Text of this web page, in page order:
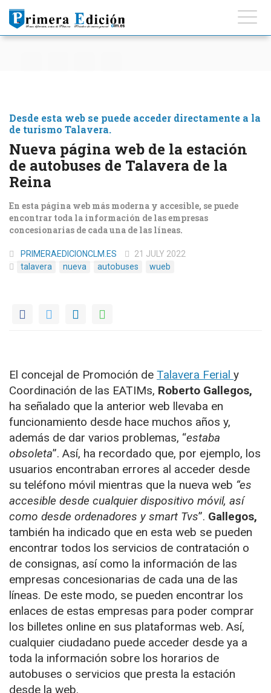
Desde esta web se puede acceder directamente a la
de turismo Talavera.
Nueva página web de la estación
de autobuses de Talavera de la
Reina
En esta página web más moderna y accesible, se puede
encontrar toda la información de las empresas
concesionarias de cada una de las líneas.
PRIMERAEDICIONCLM.ES
21 JULY 2022
talavera
nueva autobuses wueb
El concejal de Promoción de Talavera Ferial y
Coordinación de las EATIMs, Roberto Gallegos,
ha señalado que la anterior web llevaba en
funcionamiento desde hace muchos años y,
además de dar varios problemas, “estaba
obsoleta”. Así, ha recordado que, por ejemplo, los
usuarios encontraban errores al acceder desde
su teléfono móvil mientras que la nueva web “es
accesible desde cualquier dispositivo móvil, así
como desde ordenadores y smart Tvs”. Gallegos,
también ha indicado que en esta web se pueden
encontrar todos los servicios de contratación o
de consignas, así como la información de las
empresas concesionarias de cada una de las
líneas. De este modo, se pueden encontrar los
enlaces de estas empresas para poder comprar
los billetes online en sus plataformas web. Así,
cualquier ciudadano puede acceder desde ya a
toda la información sobre los horarios de
autobuses o servicios que presta la estación
desde la web.